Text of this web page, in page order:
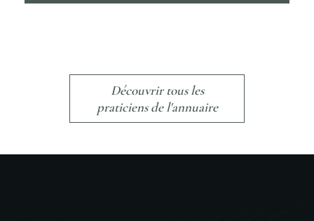
Découvrir tous les
praticiens de l'annuaire